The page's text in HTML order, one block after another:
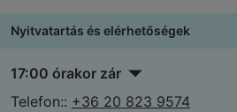
Nyitvatartás és elérhetőségek
17:00 órakor zár
Telefon:: +36 20 823 9574